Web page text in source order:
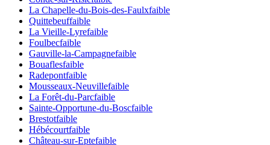
La Chapelle-du-Bois-des-Faulxfaible
Quittebeuffaible
La Vieille-Lyrefaible
Foulbecfaible
Gauville-la-Campagnefaible
Bouaflesfaible
Radepontfaible
Mousseaux-Neuvillefaible
La Forêt-du-Parcfaible
Sainte-Opportune-du-Boscfaible
Brestotfaible
Hébécourtfaible
Château-sur-Eptefaible